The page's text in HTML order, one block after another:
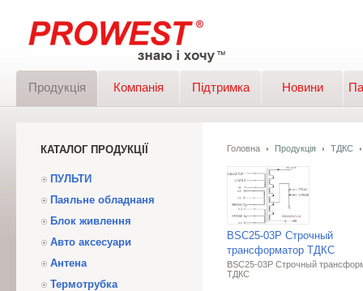
Продукція Компанія Підтримка Новини
КАТАЛОГ ПРОДУКЦІЇ
ПУЛЬТИ
Паяльне обладнаня
Блок живлення
Авто аксесуари
Антена
Термотрубка
Головна Продукція ТДКС
BSC25-03P Строчный
трансформатор ТДКС
BSC25-03P Строчный
ТДКС